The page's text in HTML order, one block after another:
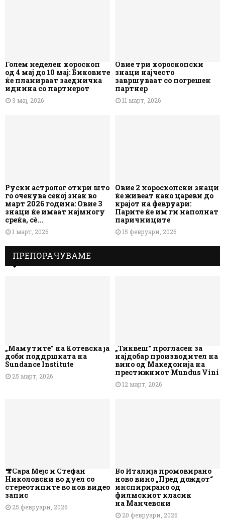
Голем неделен хороскоп
од 4 мај до 10 мај: Биковите
ќе планираат заедничка
иднина со партнерот
3 мај, 2026
Овие три хороскопски
знаци најчесто
завршуваат со погрешен
партнер
11 март, 2026
Руски астролог откри што
го очекува секој знак во
март 2026 година: Овие 3
знаци ќе имаат најмногу
среќа, сè...
1 март, 2026
Овие 2 хороскопски знаци
ќе живеат како цареви до
крајот на февруари:
Парите ќе им ги наполнат
паричниците
15 февруари, 2026
ПРЕПОРАЧУВАМЕ
„Мамутите“ на Котевска ја
доби поддршката на
Sundance Institute
25 март, 2026
„Тиквеш“ прогласен за
најдобар производител на
вино од Македонија на
престижниот Mundus Vini
12 март, 2026
🎥Сара Мејс и Стефан
Николовски во дуел со
стереотипите во нов видео
запис
25 февруари, 2026
Во Италија промовирано
ново вино „Пред дождот“
инспирирано од
филмскиот класик
на Манчевски
20 февруари, 2026